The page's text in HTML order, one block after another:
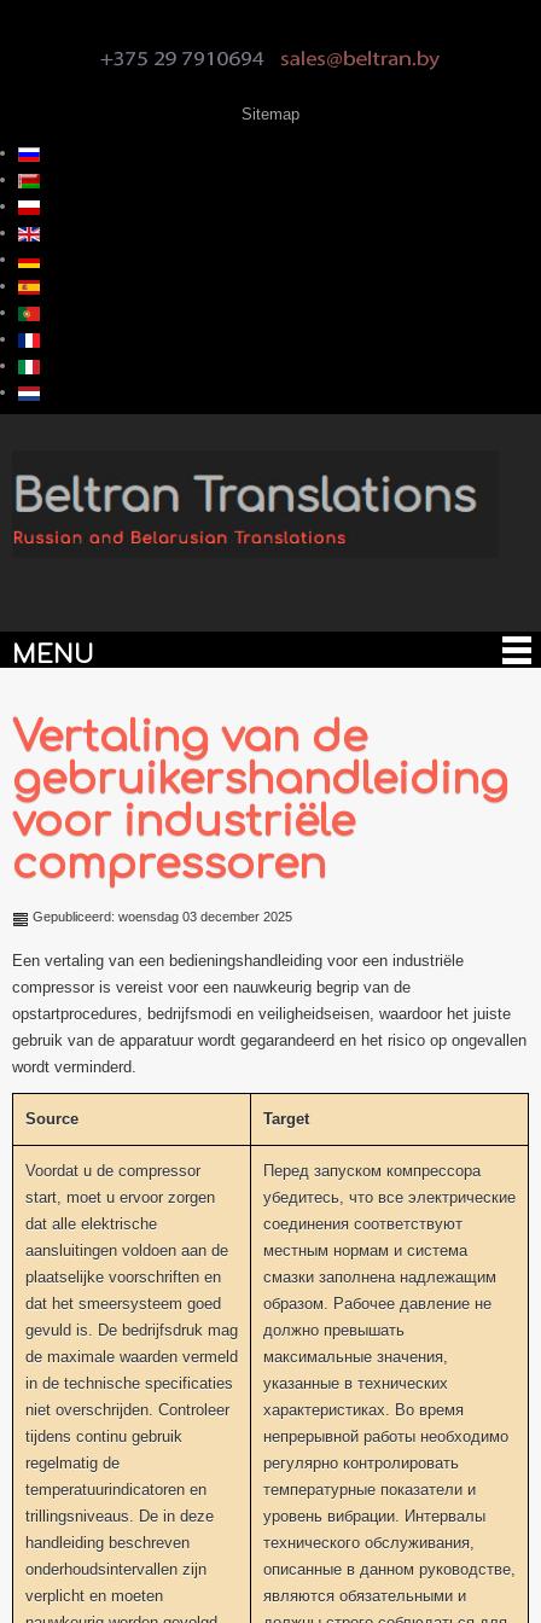
Sitemap
MENU
Vertaling van de
gebruikershandleiding
voor industriële
compressoren
Gepubliceerd: woensdag 03 december 2025
Een vertaling van een bedieningshandleiding voor een industriële
compressor is vereist voor een nauwkeurig begrip van de
opstartprocedures, bedrijfsmodi en veiligheidseisen, waardoor het juiste
gebruik van de apparatuur wordt gegarandeerd en het risico op ongevallen
wordt verminderd.
Source Target
Voordat u de compressor
start, moet u ervoor zorgen
dat alle elektrische
aansluitingen voldoen aan de
plaatselijke voorschriften en
dat het smeersysteem goed
gevuld is. De bedrijfsdruk mag
de maximale waarden vermeld
in de technische specificaties
niet overschrijden. Controleer
tijdens continu gebruik
regelmatig de
temperatuurindicatoren en
trillingsniveaus. De in deze
handleiding beschreven
onderhoudsintervallen zijn
verplicht en moeten
Перед запуском компрессора
убедитесь, что все электрические
соединения соответствуют
местным нормам и система
смазки заполнена надлежащим
образом. Рабочее давление не
должно превышать
максимальные значения,
указанные в технических
характеристиках. Во время
непрерывной работы необходимо
регулярно контролировать
температурные показатели и
уровень вибрации. Интервалы
технического обслуживания,
описанные в данном руководстве,
являются обязательными и